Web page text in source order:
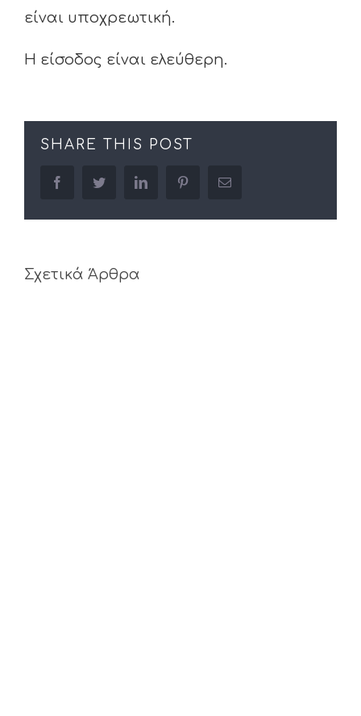
είναι υποχρεωτική.
Η είσοδος είναι ελεύθερη.
SHARE THIS POST
facebooktwitter linkedin pinterestEmail
Σχετικά Άρθρα